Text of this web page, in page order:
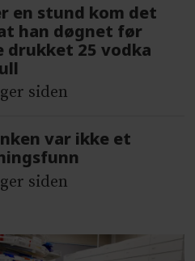
en stund kom det
han døgnet før
drukket 25 vodka
siden
var ikke et
siden